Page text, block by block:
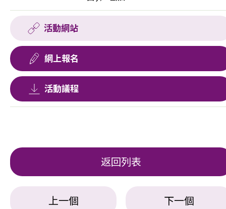
活動網站
網上報名
活動議程
返回列表
上一個 下一個